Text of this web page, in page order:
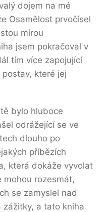
dojem na mé
Osamělost prvočísel
mírou
jsem pokračoval v
tím více zapojující
které jej
bylo hluboce
odrážející se ve
dlouho po
příbězích
která dokáže vyvolat
mohou rozesmát,
se zamyslel nad
a tato kniha